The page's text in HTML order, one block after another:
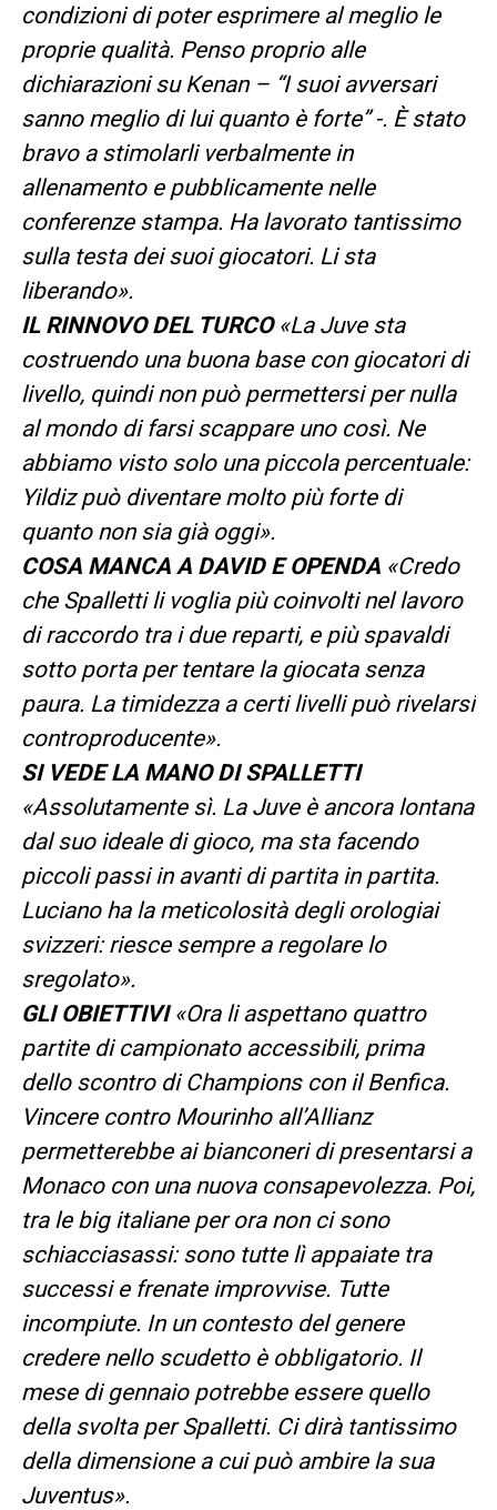
condizioni di poter esprimere al meglio le
proprie qualità. Penso proprio alle
dichiarazioni su Kenan – “I suoi avversari
sanno meglio di lui quanto è forte” -. È stato
bravo a stimolarli verbalmente in
allenamento e pubblicamente nelle
conferenze stampa. Ha lavorato tantissimo
sulla testa dei suoi giocatori. Li sta
liberando».
IL RINNOVO DEL TURCO «La Juve sta
costruendo una buona base con giocatori di
livello, quindi non può permettersi per nulla
al mondo di farsi scappare uno così. Ne
abbiamo visto solo una piccola percentuale:
Yildiz può diventare molto più forte di
quanto non sia già oggi».
COSA MANCA A DAVID E OPENDA«Credo
che Spalletti li voglia più coinvolti nel lavoro
di raccordo tra i due reparti, e più spavaldi
sotto porta per tentare la giocata senza
paura. La timidezza a certi livelli può rivelarsi
controproducente».
SI VEDE LA MANO DI SPALLETTI
«Assolutamente sì. La Juve è ancora lontana
dal suo ideale di gioco, ma sta facendo
piccoli passi in avanti di partita in partita.
Luciano ha la meticolosità degli orologiai
svizzeri: riesce sempre a regolare lo
sregolato».
GLI OBIETTIVI«Ora li aspettano quattro
partite di campionato accessibili, prima
dello scontro di Champions con il Benfica.
Vincere contro Mourinho all’Allianz
permetterebbe ai bianconeri di presentarsi a
Monaco con una nuova consapevolezza. Poi,
tra le big italiane per ora non ci sono
schiacciasassi: sono tutte lì appaiate tra
successi e frenate improvvise. Tutte
incompiute. In un contesto del genere
credere nello scudetto è obbligatorio. Il
mese di gennaio potrebbe essere quello
della svolta per Spalletti. Ci dirà tantissimo
della dimensione a cui può ambire la sua
Juventus».